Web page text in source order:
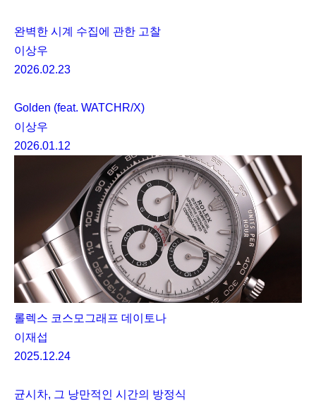
완벽한 시계 수집에 관한 고찰
이상우
2026.02.23
Golden (feat. WATCHR/X)
이상우
2026.01.12
롤렉스 코스모그래프 데이토나
이재섭
2025.12.24
균시차, 그 낭만적인 시간의 방정식